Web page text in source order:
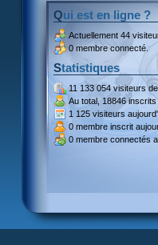
Qui est en ligne ?
Actuellement 44
0 membre connecté.
Statistiques
11 133 054 visiteurs
Au total, 18846 inscrits
1 125 visiteurs
0 membre inscrit
0 membre connectés